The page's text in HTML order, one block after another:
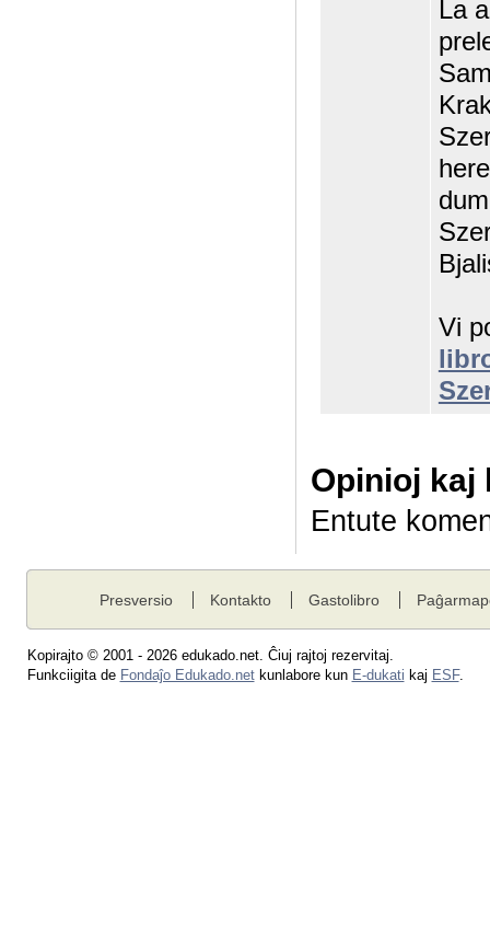
La
Vi
Opinioj kaj
Entute
Presversio Kontakto Gastolibro
Kopirajto © 2001 - 2026 edukado.net. Ĉiuj rajtoj rezervitaj.
Funkciigita de Fondaĵo Edukado.netkunlabore kun E-dukati kaj ESF.